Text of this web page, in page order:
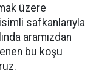
üzere
safkanlarıyla
aramızdan
bu koşu